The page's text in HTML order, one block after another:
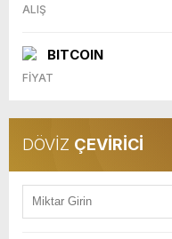
ALIŞ
BITCOIN
FİYAT
DÖVİZ ÇEVİRİCİ